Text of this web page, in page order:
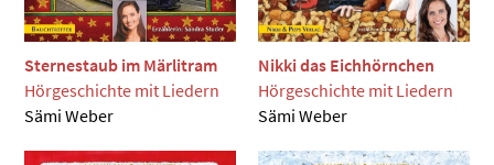
Sternestaub im Märlitram
Hörgeschichte mit Liedern
Sämi Weber
Nikki das Eichhörnchen
Hörgeschichte mit Liedern
Sämi Weber